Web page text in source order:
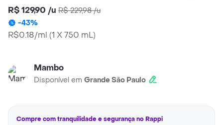
R$ 129,90 /u R$ 229,98/u
-43%
R$0.18/ml (1 X 750 mL)
Mambo
Disponível em Grande São Paulo
Compre com tranquilidade e segurança no Rappi